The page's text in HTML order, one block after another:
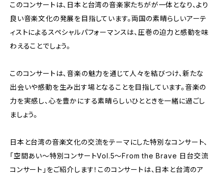
このコンサートは、日本と台湾の音楽家たちがが一体となり、より
良い音楽文化の発展を目指しています。両国の素晴らしいアーテ
ィストによるスペシャルパフォーマンスは、圧巻の迫力と感動を味
わえることでしょう。
このコンサートは、音楽の魅力を通じて人々を結びつけ、新たな
出会いや感動を生み出す場となることを目指しています。音楽の
力を実感し、心を豊かにする素晴らしいひとときを一緒に過ごし
ましょう。
日本と台湾の音楽文化の交流をテーマにした特別なコンサート、
「空間あい～特別コンサートVol.5～From the Brave 日台交流
コンサート」をご紹介します！このコンサートは、日本と台湾のア